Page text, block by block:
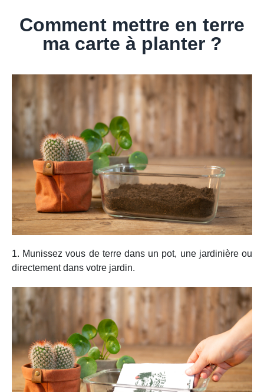
Comment mettre en terre
ma carte à planter ?
1. Munissez vous de terre dans un pot, une jardinière ou
directement dans votre jardin.